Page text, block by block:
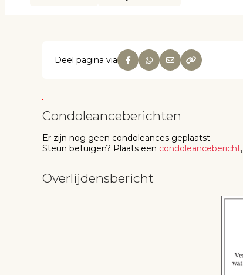
Deel pagina via
Condoleanceberichten
Er zijn nog geen condoleances geplaatst.
Steun betuigen? Plaats een condoleancebericht,
Overlijdensbericht